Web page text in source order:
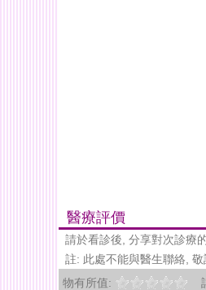
醫療評價
請於看診後, 分享對次診療
註: 此處不能與醫生聯絡, 敬
物有所值: